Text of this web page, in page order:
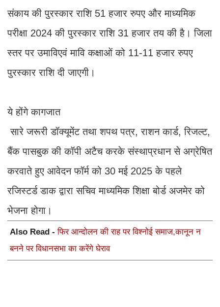
संकाय की पुरस्कार राशि 51 हजार रुपए और माध्यमिक
परीक्षा 2024 की पुरस्कार राशि 31 हजार तय की है। जिला
स्तर पर उमाविएवं मावि कक्षाओं को 11-11 हजार रुपए
पुरस्कार राशि दी जाएगी।
ये होंगे कागजात
सारे जरूरी डॉक्यूमेंट तथा शपथ पत्र, राशन कार्ड, रिजल्ट,
बैंक पासबुक की कॉपी अटैच करके संस्थाप्रधान से अग्रेषित
करवाते हुए आवेदन फॉर्म को 30 मई 2025 के पहले
रजिस्टर्ड डाक द्वारा सचिव माध्यमिक शिक्षा बोर्ड अजमेर को
भेजना होगा।
Also Read -फिर आन्दोलन की राह पर विश्नोई समाज,कानून न
बनने पर विधानसभा का करेंगे घेराव